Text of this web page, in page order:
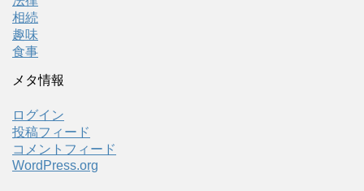
相続
趣味
食事
メタ情報
ログイン
投稿フィード
コメントフィード
WordPress.org